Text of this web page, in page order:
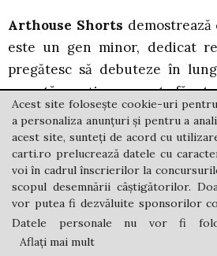
Arthouse Shorts
este un gen minor, dedicat
pregătesc să debuteze în
această secțiune sunt
cunoscuți în cinemaul de artă,
întoarcă, într-un film
Programul Arthouse Shorts
pentru a le gasi un loc în
prea sonore ca să mai apară
din competiție, iar filmele
lipsească.
Acest site folosește cookie-uri
a personaliza anunțuri și pentru a
acest site, sunteți de acord cu
carti.ro prelucrează datele cu
voi în cadrul înscrierilor la
scopul desemnării câștigătorilor.
vor putea fi dezvăluite sponsorilor
Datele personale nu vor fi
Aflați mai mult